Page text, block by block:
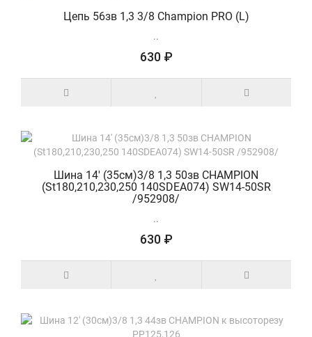
Цепь 56зв 1,3 3/8 Champion PRO (L)
..
630 ₽
Шина 14' (35см)3/8 1,3 50зв CHAMPION
(St180,210,230,250 140SDEA074) SW14-50SR
/952908/
..
630 ₽